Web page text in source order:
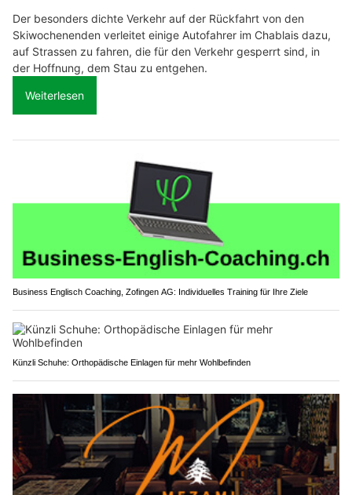
Der besonders dichte Verkehr auf der Rückfahrt von den
Skiwochenenden verleitet einige Autofahrer im Chablais dazu,
auf Strassen zu fahren, die für den Verkehr gesperrt sind, in
der Hoffnung, dem Stau zu entgehen.
Weiterlesen
Business Englisch Coaching, Zofingen AG: Individuelles Training für Ihre Ziele
Künzli Schuhe: Orthopädische Einlagen für mehr Wohlbefinden